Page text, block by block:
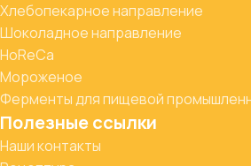
Хлебопекарное направление
Шоколадное направление
HoReCa
Мороженое
Ферменты для пищевой
Полезные ссылки
Наши контакты